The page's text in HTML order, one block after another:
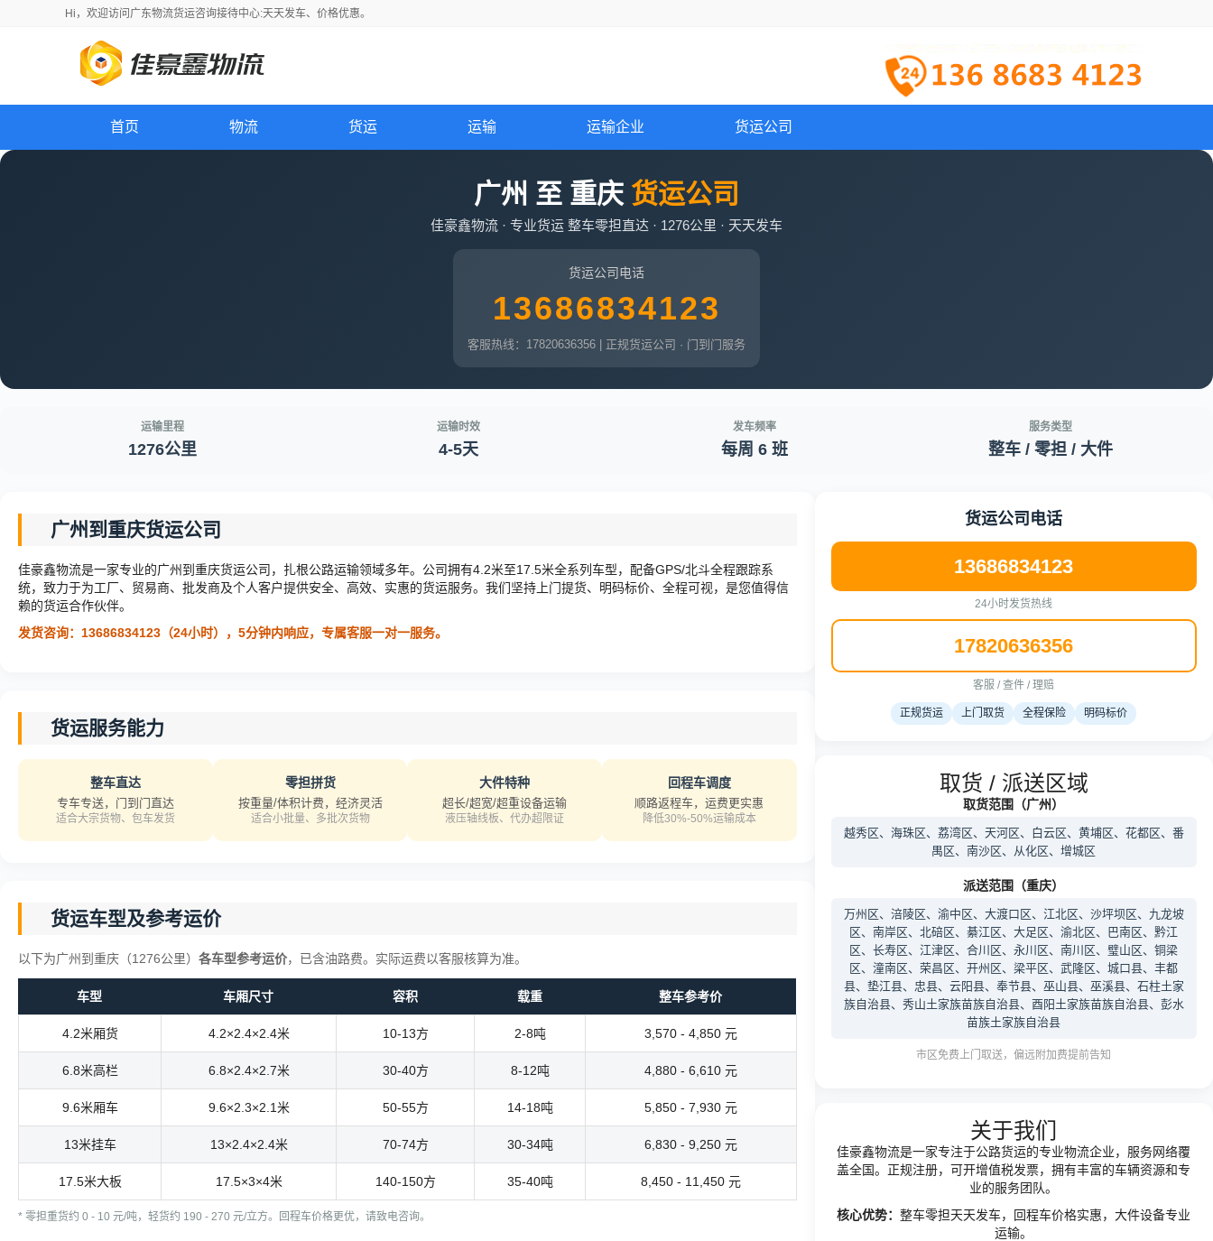
Hi， 欢迎访问 广东物流货运咨询接待中心:天天发车、价格优惠。
首页 物流 货运 运输 运输企业 货运公司
广州 至 重庆 货运公司
佳豪鑫物流 · 专业货运 整车零担直达 · 1276公里 · 天天发车
货运公司电话
13686834123
客服热线：17820636356 | 正规货运公司 · 门到门服务
运输里程
1276公里
运输时效
4-5天
发车频率
每周 6 班
服务类型
整车 / 零担 / 大件
广州到重庆货运公司
佳豪鑫物流是一家专业的广州到重庆货运公司，扎根公路运输领域多年。公司拥有4.2米至17.5米全系列车型，配备GPS/北斗全程跟踪系
统，致力于为工厂、贸易商、批发商及个人客户提供安全、高效、实惠的货运服务。我们坚持上门提货、明码标价、全程可视，是您值得信
赖的货运合作伙伴。
发货咨询：13686834123（24小时），5分钟内响应，专属客服一对一服务。
货运服务能力
整车直达
专车专送，门到门直达
适合大宗货物、包车发货
零担拼货
按重量/体积计费，经济灵活
适合小批量、多批次货物
大件特种
超长/超宽/超重设备运输
液压轴线板、代办超限证
回程车调度
顺路返程车，运费更实惠
降低30%-50%运输成本
货运车型及参考运价
以下为广州到重庆（1276公里） 各车型参考运价，已含油路费。实际运费以客服核算为准。
车型 车厢尺寸 容积 载重 整车参考价
4.2米厢货 4.2×2.4×2.4米 10-13方 2-8吨 3,570 - 4,850 元
6.8米高栏 6.8×2.4×2.7米 30-40方 8-12吨 4,880 - 6,610 元
9.6米厢车 9.6×2.3×2.1米 50-55方 14-18吨 5,850 - 7,930 元
13米挂车 13×2.4×2.4米 70-74方 30-34吨 6,830 - 9,250 元
17.5米大板 17.5×3×4米 140-150方 35-40吨 8,450 - 11,450 元
* 零担重货约 0 - 10 元/吨，轻货约 190 - 270 元/立方。回程车价格更优，请致电咨询。
货运公司电话
13686834123
24小时发货热线
17820636356
客服 / 查件 / 理赔
正规货运 上门取货 全程保险 明码标价
取货 / 派送区域
取货范围（广州）
越秀区、海珠区、荔湾区、天河区、白云区、黄埔区、花都区、番
禺区、南沙区、从化区、增城区
派送范围（重庆）
万州区、涪陵区、渝中区、大渡口区、江北区、沙坪坝区、九龙坡
区、南岸区、北碚区、綦江区、大足区、渝北区、巴南区、黔江
区、长寿区、江津区、合川区、永川区、南川区、璧山区、铜梁
区、潼南区、荣昌区、开州区、梁平区、武隆区、城口县、丰都
县、垫江县、忠县、云阳县、奉节县、巫山县、巫溪县、石柱土家
族自治县、秀山土家族苗族自治县、酉阳土家族苗族自治县、彭水
苗族土家族自治县
市区免费上门取送，偏远附加费提前告知
关于我们
佳豪鑫物流是一家专注于公路货运的专业物流企业，服务网络覆
盖全国。正规注册，可开增值税发票，拥有丰富的车辆资源和专
业的服务团队。
核心优势：整车零担天天发车，回程车价格实惠，大件设备专业
运输。